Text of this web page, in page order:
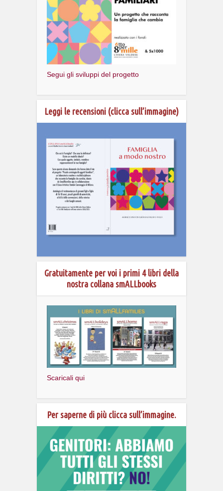
Segui gli sviluppi del progetto
Leggi le recensioni (clicca sull’immagine)
Gratuitamente per voi i primi 4 libri della
nostra collana smALLbooks
Scaricali qui
Per saperne di più clicca sull’immagine.